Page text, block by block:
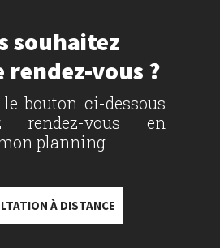
souhaitez
vous ?
bouton ci-dessous
rendez-vous en
planning
À DISTANCE